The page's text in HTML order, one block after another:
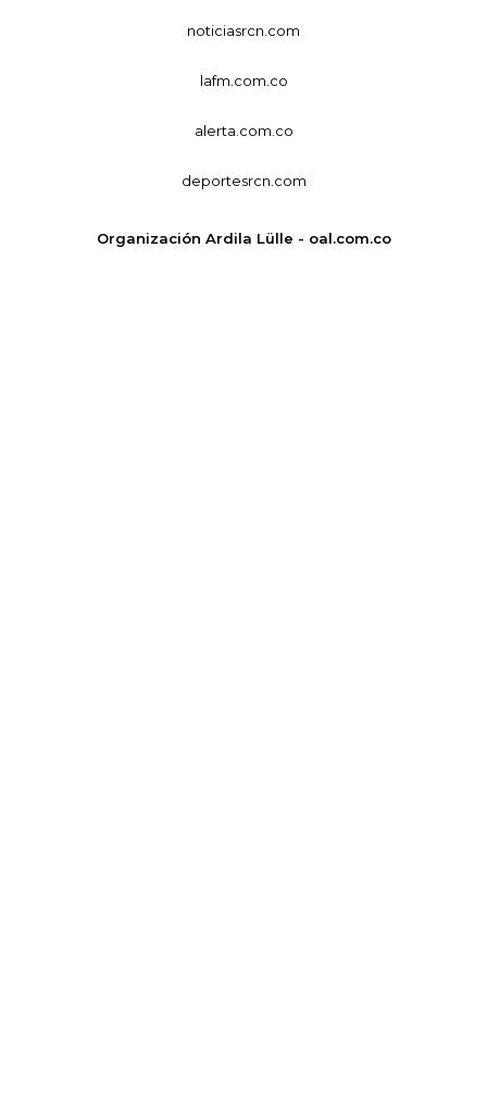
noticiasrcn.com
lafm.com.co
alerta.com.co
deportesrcn.com
Organización Ardila Lülle - oal.com.co